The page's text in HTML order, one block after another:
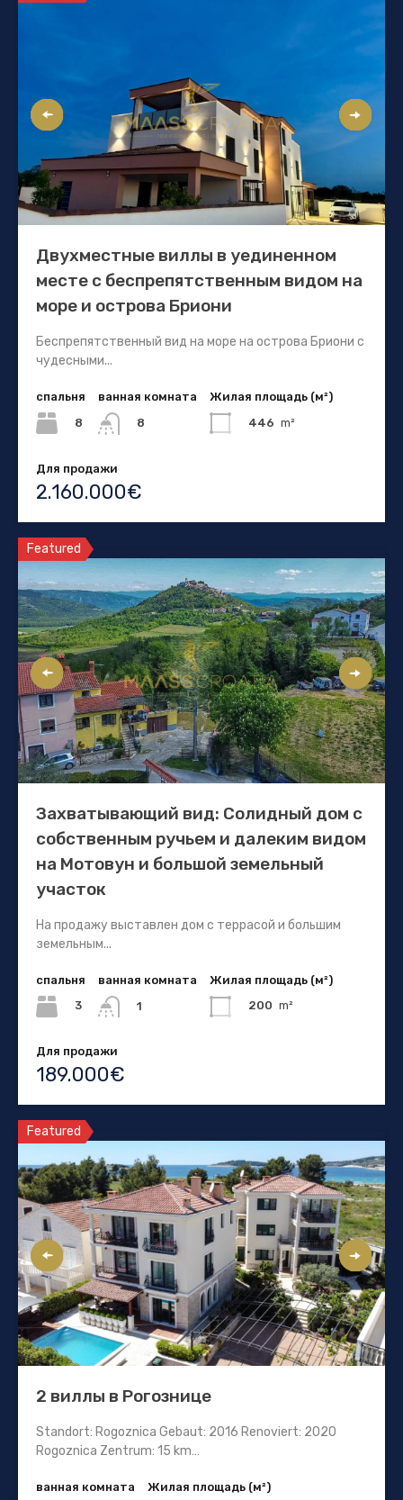
Двухместные виллы в уединенном
месте с беспрепятственным видом на
море и острова Бриони
Беспрепятственный вид на море на острова Бриони с
чудесными...
спальня
8
ванная комната
8
Жилая площадь (м²)
446 m²
Для продажи
2.160.000€
Featured
Захватывающий вид: Солидный дом с
собственным ручьем и далеким видом
на Мотовун и большой земельный
участок
На продажу выставлен дом с террасой и большим
земельным...
спальня
3
ванная комната
1
Жилая площадь (м²)
200 m²
Для продажи
189.000€
Featured
2 виллы в Рогознице
Standort: Rogoznica Gebaut: 2016 Renoviert: 2020
Rogoznica Zentrum: 15 km…
ванная комната
Жилая площадь (м²)